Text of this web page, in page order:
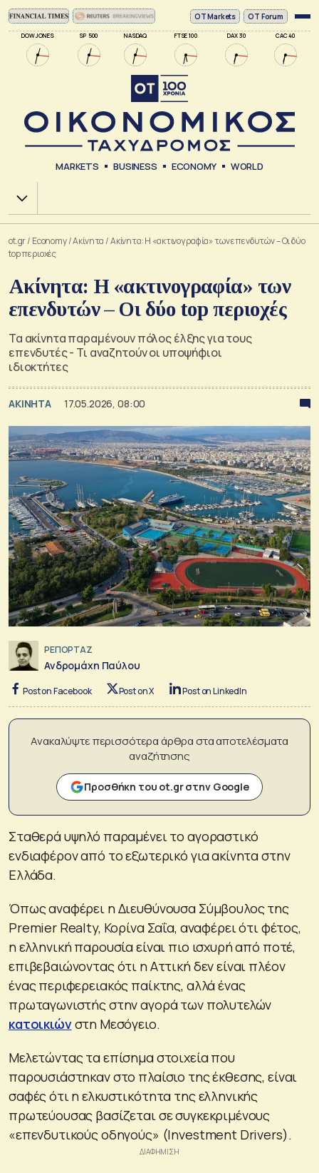
DOW JONES SP 500 NASDAQ FTSE 100 DAX 30 CAC 40
ΟΤ Markets OT Forum
MARKETS BUSINESS ECONOMY WORLD
Χ.Α.
ot.gr/ Economy/Ακίνητα /Ακίνητα: Η «ακτινογραφία» των επενδυτών – Οι δύο
top περιοχές
Ακίνητα: Η «ακτινογραφία» των
επενδυτών – Οι δύο top περιοχές
Τα ακίνητα παραμένουν πόλος έλξης για τους
επενδυτές - Τι αναζητούν οι υποψήφιοι
ιδιοκτήτες
ΑΚΙΝΗΤΑ 17.05.2026, 08:00
ΡΕΠΟΡΤΑΖ
Ανδρομάχη Παύλου
Post on Facebook Post on X Post on LinkedIn
Ανακαλύψτε περισσότερα άρθρα στα αποτελέσματα
αναζήτησης
Προσθήκη του ot.gr στην Google
Σταθερά υψηλό παραμένει το αγοραστικό
ενδιαφέρον από το εξωτερικό για ακίνητα στην
Ελλάδα.
Όπως αναφέρει η Διευθύνουσα Σύμβουλος της
Premier Realty, Κορίνα Σαΐα, αναφέρει ότι φέτος,
η ελληνική παρουσία είναι πιο ισχυρή από ποτέ,
επιβεβαιώνοντας ότι η Αττική δεν είναι πλέον
ένας περιφερειακός παίκτης, αλλά ένας
πρωταγωνιστής στην αγορά των πολυτελών
κατοικιώνστη Μεσόγειο.
Μελετώντας τα επίσημα στοιχεία που
παρουσιάστηκαν στο πλαίσιο της έκθεσης, είναι
σαφές ότι η ελκυστικότητα της ελληνικής
πρωτεύουσας βασίζεται σε συγκεκριμένους
«επενδυτικούς οδηγούς» (Investment Drivers).